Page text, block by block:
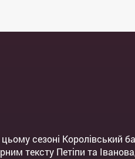
сезоні Королівський
тексту Петіпи та